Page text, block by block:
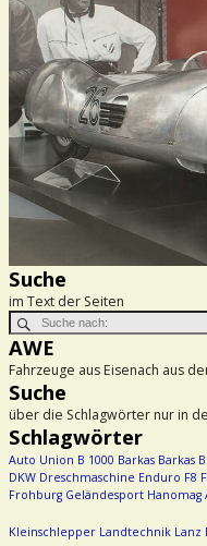
Suche
im Text der Seiten
AWE
Fahrzeuge aus Eisenach aus
Suche
über die Schlagwörter nur in
Schlagwörter
Auto Union B 1000 Barkas Barkas
DKW Dreschmaschine Enduro F8
Frohburg Geländesport Hanomag
Kleinschlepper Landtechnik Lanz